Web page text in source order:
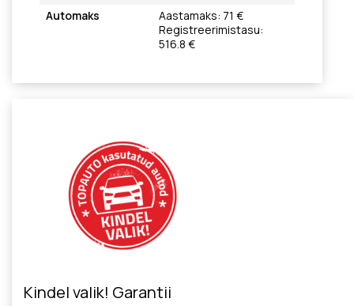
Automaks
Aastamaks: 71 €
Registreerimistasu:
516.8 €
Kindel valik! Garantii